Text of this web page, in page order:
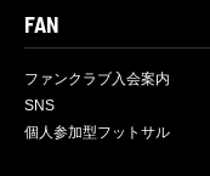
FAN
ファンクラブ入会案内
SNS
個人参加型フットサル